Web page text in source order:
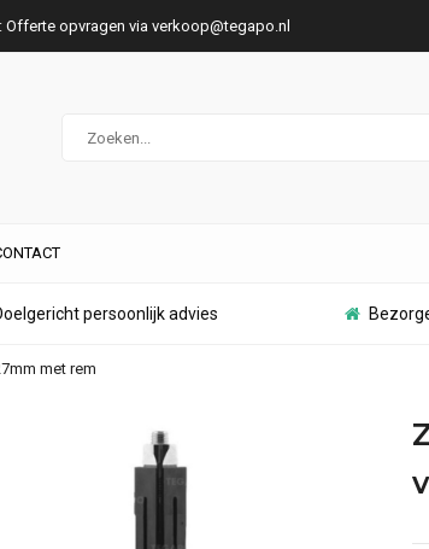
Offerte opvragen via verkoop@tegapo.nl
persoonlijk advies
met rem